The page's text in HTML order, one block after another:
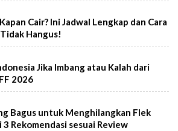
Cair? Ini Jadwal Lengkap dan Cara
Hangus!
Jika Imbang atau Kalah dari
2026
Bagus untuk Menghilangkan Flek
3 Rekomendasi sesuai Review